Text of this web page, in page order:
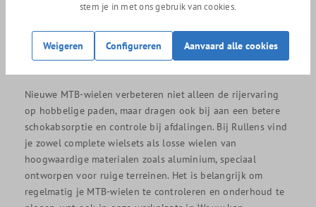
lange ritten.
Goede MTB-wielen bestellen voor jouw
mountainbike
Nieuwe MTB-wielen verbeteren niet alleen de rijervaring
op hobbelige paden, maar dragen ook bij aan een betere
schokabsorptie en controle bij afdalingen. Bij Rullens vind
je zowel complete wielsets als losse wielen van
hoogwaardige materialen zoals aluminium, speciaal
ontworpen voor ruige terreinen. Het is belangrijk om
regelmatig je MTB-wielen te controleren en onderhoud te
stem je in met ons gebruik van cookies.
Weigeren Configureren Aanvaard alle cookies